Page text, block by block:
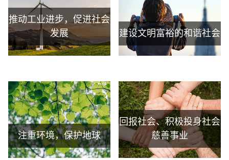
推动工业进步，促进社会
发展
建设文明富裕的和谐社会
注重环境，保护地球
回报社会、积极投身社会
慈善事业